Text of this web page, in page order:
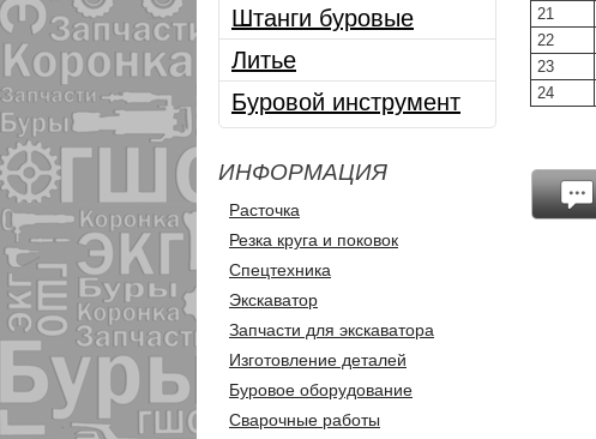
Штанги буровые
Литье
Буровой инструмент
ИНФОРМАЦИЯ
Расточка
Резка круга и поковок
Спецтехника
Экскаватор
Запчасти для экскаватора
Изготовление деталей
Буровое оборудование
Сварочные работы
21
22
23
24